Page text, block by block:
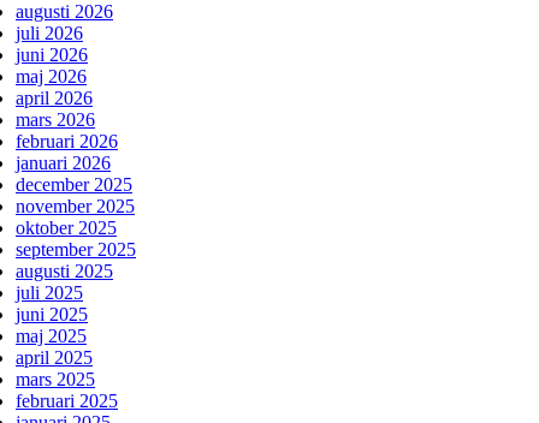
augusti 2026
juli 2026
juni 2026
maj 2026
april 2026
mars 2026
februari 2026
januari 2026
december 2025
november 2025
oktober 2025
september 2025
augusti 2025
juli 2025
juni 2025
maj 2025
april 2025
mars 2025
februari 2025